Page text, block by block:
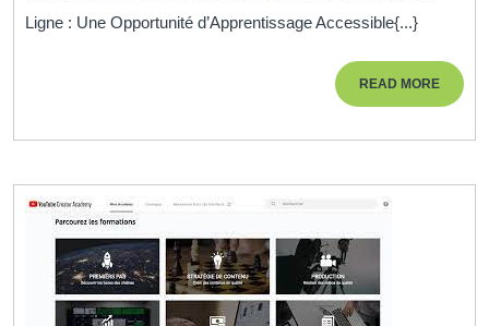
Gratuite
en
Ligne
Ligne : Une Opportunité d’Apprentissage Accessible{...}
READ MOREREAD
MORE